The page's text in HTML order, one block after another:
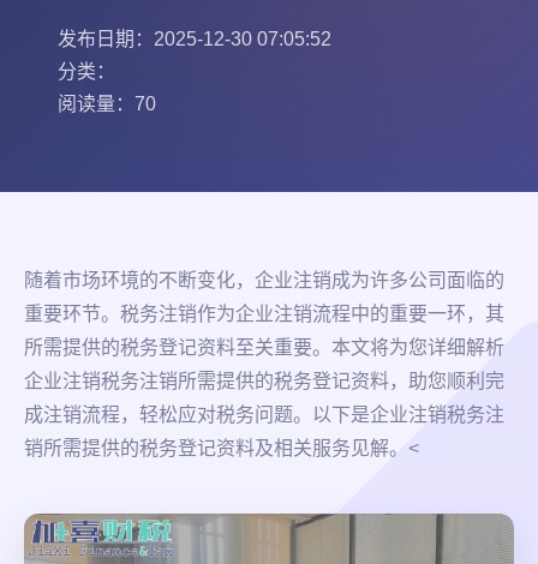
发布日期：2025-12-30 07:05:52
分类：
阅读量：70
随着市场环境的不断变化，企业注销成为许多公司面临的
重要环节。税务注销作为企业注销流程中的重要一环，其
所需提供的税务登记资料至关重要。本文将为您详细解析
企业注销税务注销所需提供的税务登记资料，助您顺利完
成注销流程，轻松应对税务问题。以下是企业注销税务注
销所需提供的税务登记资料及相关服务见解。<